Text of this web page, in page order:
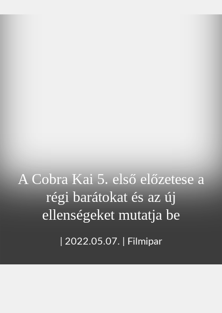
A Cobra Kai 5. első előzetese a
régi barátokat és az új
ellenségeket mutatja be
2022.05.07. Filmipar